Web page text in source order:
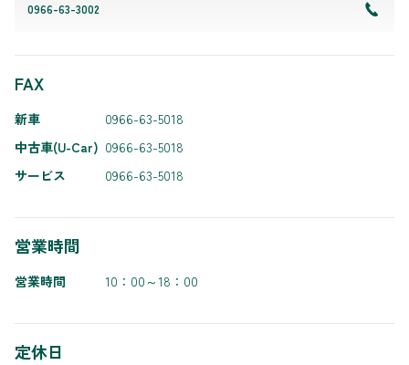
0966-63-3002
FAX
新車
0966-63-5018
中古車(U-Car) 0966-63-5018
サービス
0966-63-5018
営業時間
営業時間 10：00～18：00
定休日